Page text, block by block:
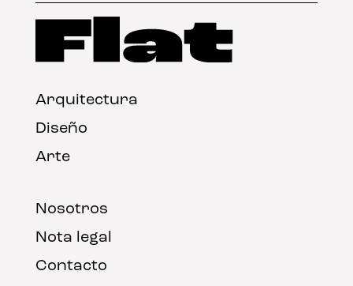
Arquitectura
Diseño
Arte
Nosotros
Nota legal
Contacto